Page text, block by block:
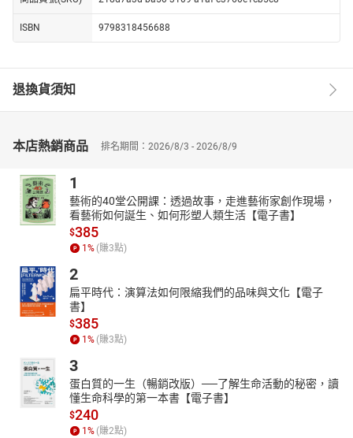
ISBN 9798318456688
退換貨須知
本店熱銷商品 排名期間：2026/8/3 - 2026/8/9
1
藝術的40堂公開課：透過故事，走進藝術家創作現場，
看藝術如何誕生、如何形塑人類生活【電子書】
$385
1% (賺3點)
2
扁平時代：演算法如何限縮我們的品味與文化【電子
書】
$385
1% (賺3點)
3
蛋白質的一生（暢銷改版）──了解生命活動的秘密，讀
懂生命科學的第一本書【電子書】
$240
1% (賺2點)